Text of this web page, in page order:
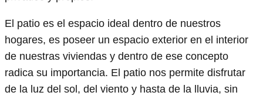
El patio es el espacio ideal dentro de nuestros
hogares, es poseer un espacio exterior en el interior
de nuestras viviendas y dentro de ese concepto
radica su importancia. El patio nos permite disfrutar
de la luz del sol, del viento y hasta de la lluvia, sin